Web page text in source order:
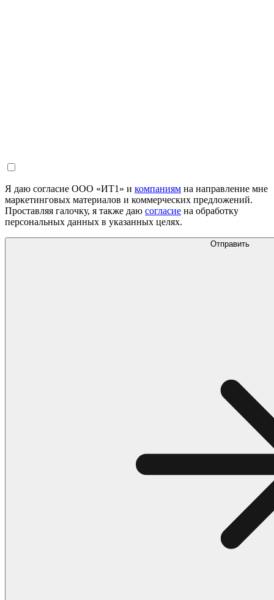
Я даю согласие ООО «ИТ1» и компаниям на направление мне
маркетинговых материалов и коммерческих предложений.
Проставляя галочку, я также даю согласие на обработку
персональных данных в указанных целях.
Отправить